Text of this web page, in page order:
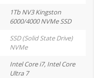
1Tb NV3 Kingston
6000/4000 NVMe SSD
SSD (Solid State Drive)
NVMe
Intel Core i7, Intel Core
Ultra 7